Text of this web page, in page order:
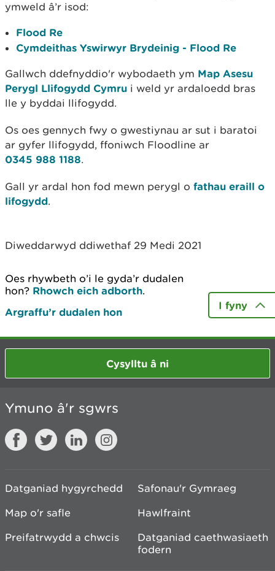
ymweld â’r isod:
Flood Re
Cymdeithas Yswirwyr Brydeinig - Flood Re
Gallwch ddefnyddio'r wybodaeth ym Map Asesu
Perygl Llifogydd Cymru i weld yr ardaloedd bras
lle y byddai llifogydd.
Os oes gennych fwy o gwestiynau ar sut i baratoi
ar gyfer llifogydd, ffoniwch Floodline ar
0345 988 1188.
Gall yr ardal hon fod mewn perygl o fathau eraill o
lifogydd.
Diweddarwyd ddiwethaf 29 Medi 2021
Oes rhywbeth o’i le gyda’r dudalen
hon? Rhowch eich adborth.
Argraffu’r dudalen hon
I fyny
Cysylltu â ni
Ymuno â'r sgwrs
Datganiad hygyrchedd
Safonau'r Gymraeg
Map o'r safle
Hawlfraint
Preifatrwydd a chwcis
Datganiad caethwasiaeth
fodern